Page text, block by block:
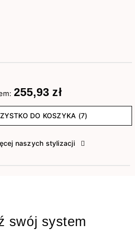
255,93 zł
DO KOSZYKA (7)
naszych stylizacji
swój system